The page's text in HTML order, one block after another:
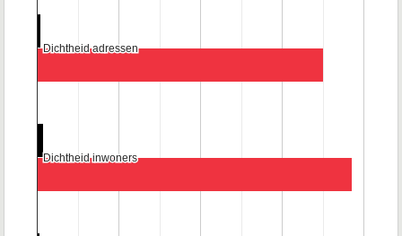
Dichtheid adressen
Dichtheid adressen
Dichtheid inwoners
Dichtheid inwoners